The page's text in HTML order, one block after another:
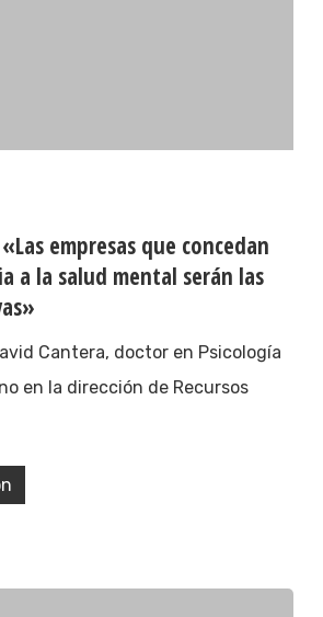
empresas que concedan
a la salud mental serán las
Cantera, doctor en Psicología
en la dirección de Recursos